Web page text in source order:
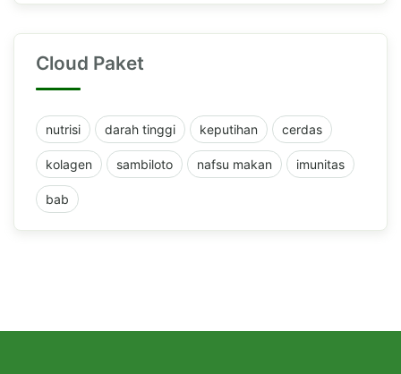
Cloud Paket
nutrisi darah tinggi keputihan cerdas
kolagen sambiloto nafsu makan imunitas
bab